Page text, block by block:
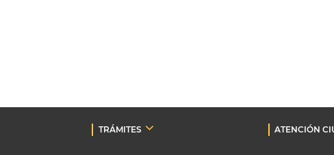
TRÁMITES
ATENCIÓN